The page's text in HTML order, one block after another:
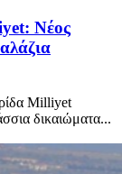
Νέος
Milliyet
δικαιώματα...